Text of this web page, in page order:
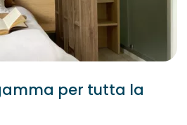
per tutta la